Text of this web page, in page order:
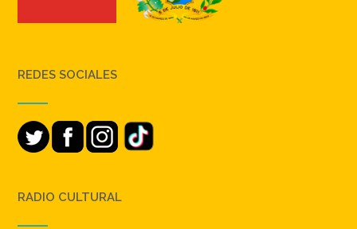
REDES SOCIALES
RADIO CULTURAL